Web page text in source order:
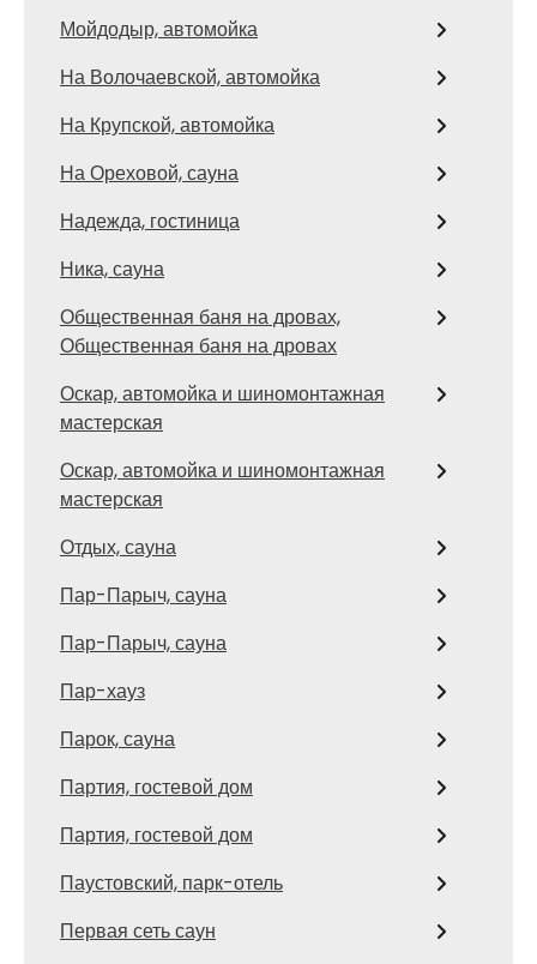
Мойдодыр, автомойка
На Волочаевской, автомойка
На Крупской, автомойка
На Ореховой, сауна
Надежда, гостиница
Ника, сауна
Общественная баня на дровах,
Общественная баня на дровах
Оскар, автомойка и шиномонтажная
мастерская
Оскар, автомойка и шиномонтажная
мастерская
Отдых, сауна
Пар-Парыч, сауна
Пар-Парыч, сауна
Пар-хауз
Парок, сауна
Партия, гостевой дом
Партия, гостевой дом
Паустовский, парк-отель
Первая сеть саун